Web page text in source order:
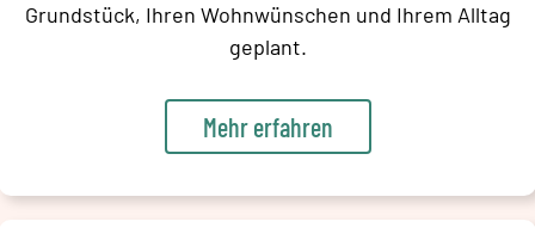
Grundstück, Ihren Wohnwünschen und Ihrem Alltag
geplant.
Mehr erfahren